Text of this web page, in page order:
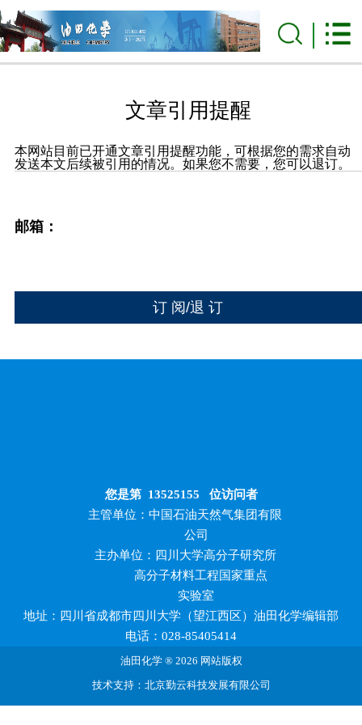
文章引用提醒
本网站目前已开通文章引用提醒功能，可根据您的需求自动
发送本文后续被引用的情况。如果您不需要，您可以退订。
邮箱：
您是第 13525155 位访问者
主管单位：中国石油天然气集团有限
公司
主办单位：四川大学高分子研究所
高分子材料工程国家重点
实验室
地址：四川省成都市四川大学（望江西区）油田化学编辑部
电话：028-85405414
油田化学 ® 2026 网站版权
技术支持：北京勤云科技发展有限公司